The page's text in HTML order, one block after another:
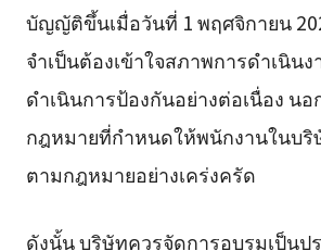
บัญญัติขึ้นเมื่อวันที่ 1 พฤศจิกายน
จำเป็นต้องเข้าใจสภาพการดำเนินง
ดำเนินการป้องกันอย่างต่อเนื่อง นอ
กฎหมายที่กำหนดให้พนักงานในบ
ตามกฎหมายอย่างเคร่งครัด
ดังนั้น บริษัทควรจัดการอบรมเป็นป